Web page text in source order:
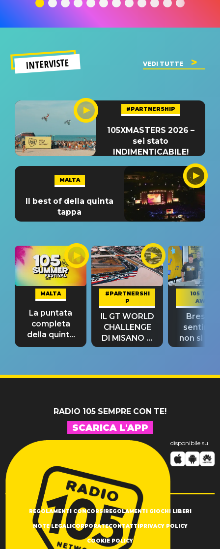
INTERVISTE VEDI TUTTE
#PARTNERSHIP
105XMASTERS 2026 –
sei stato
INDIMENTICABILE!
MALTA
Il best of della quinta
tappa
MALTA
La puntata
completa
della quinta
tappa
#PARTNERSHI
P
IL GT WORLD
CHALLENGE
DI MISANO si
riconferma
105 TAKE
AWAY
Bresh:
non si
fino alla
RADIO 105 SEMPRE CON TE!
SCARICA L'APP
disponibile su
REGOLAMENTI CONCORSIREGOLAMENTI GIOCHI LIBERI
NOTE LEGALICORPORATECONTATTIPRIVACY POLICY
COOKIE POLICY